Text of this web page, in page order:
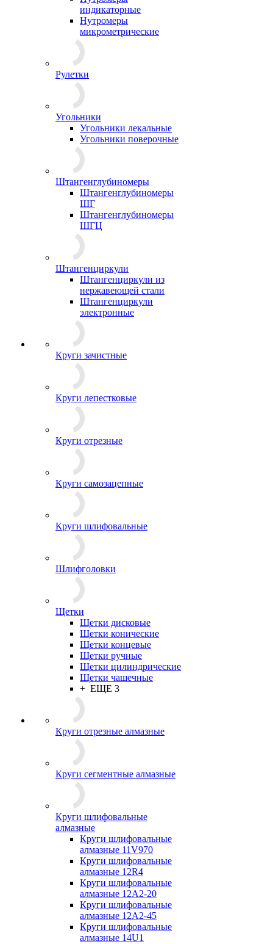
индикаторные
Нутромеры
микрометрические
Рулетки
Угольники
Угольники лекальные
Угольники поверочные
Штангенглубиномеры
Штангенглубиномеры
ШГ
Штангенглубиномеры
ШГЦ
Штангенциркули
Штангенциркули из
нержавеющей стали
Штангенциркули
электронные
Круги зачистные
Круги лепестковые
Круги отрезные
Круги самозацепные
Круги шлифовальные
Шлифголовки
Щетки
Щетки дисковые
Щетки конические
Щетки концевые
Щетки ручные
Щетки цилиндрические
Щетки чашечные
+ ЕЩЕ 3
Круги отрезные алмазные
Круги сегментные алмазные
Круги шлифовальные
алмазные
Круги шлифовальные
алмазные 11V970
Круги шлифовальные
алмазные 12R4
Круги шлифовальные
алмазные 12А2-20
Круги шлифовальные
алмазные 12А2-45
Круги шлифовальные
алмазные 14U1